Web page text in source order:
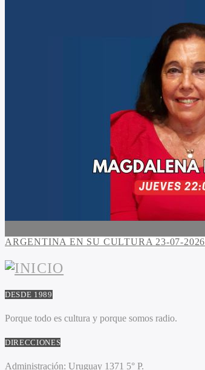
ARGENTINA EN SU CULTURA 23-07-2026
DESDE 1989
Porque todo es cultura y porque somos radio.
DIRECCIONES
Administración: Uruguay 1371 5° P.